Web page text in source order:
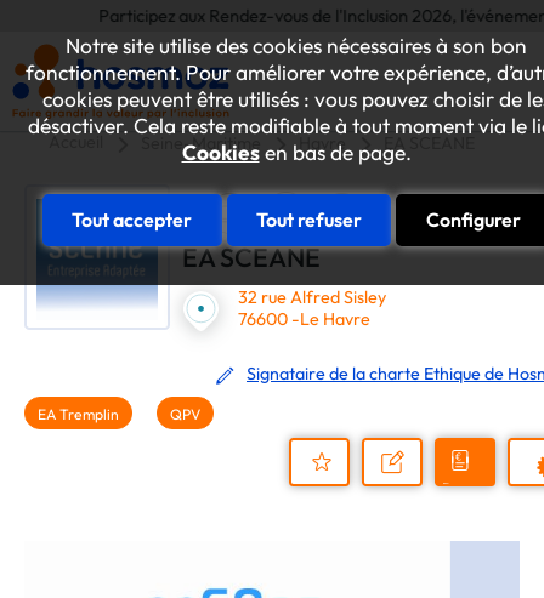
Notre site utilise des cookies nécessaires à son bon
fonctionnement. Pour améliorer votre expérience,
cookies peuvent être utilisés : vous pouvez choisir de
désactiver. Cela reste modifiable à tout moment via le
Cookiesen bas de page.
Tout accepter Tout refuser Configurer
Participez aux Rendez-vous de l'Inclusion 2026, l'événement
Accueil Seine-Maritime Havre
EA SCEANE
32 rue Alfred Sisley
76600 -Le Havre
Signataire de la charte Ethique de
EA Tremplin QPV
Nous
Demander